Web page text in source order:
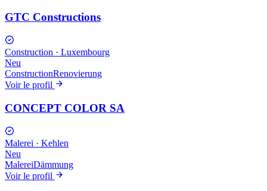
GTC Constructions
Construction · Luxembourg
Neu
ConstructionRenovierung
Voir le profil
CONCEPT COLOR SA
Malerei · Kehlen
Neu
MalereiDämmung
Voir le profil